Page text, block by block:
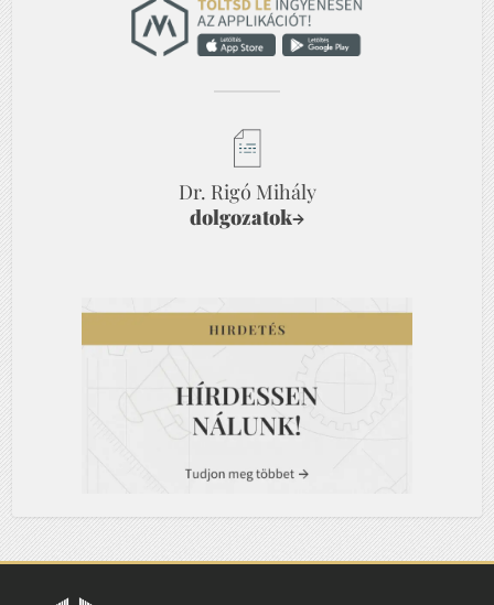
Dr. Rigó Mihály
dolgozatok→